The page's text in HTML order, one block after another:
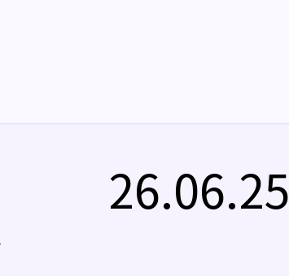
26.06.25